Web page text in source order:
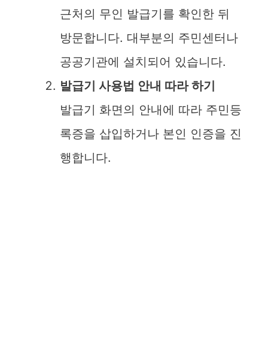
근처의 무인 발급기를 확인한 뒤
방문합니다. 대부분의 주민센터나
공공기관에 설치되어 있습니다.
발급기 사용법 안내 따라 하기
발급기 화면의 안내에 따라 주민등
록증을 삽입하거나 본인 인증을 진
행합니다.